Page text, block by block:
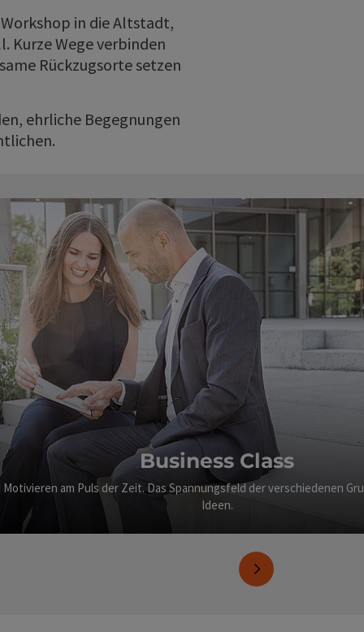
in die Altstadt,
Kurze Wege verbinden
Rückzugsorte setzen
ehrliche Begegnungen
Business Class
Motivieren am Puls der Zeit. Das Spannungsfeld der verschiedenen
Ideen.
nächstes Element